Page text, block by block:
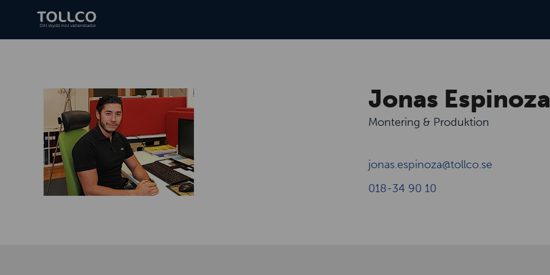
Jonas Espinoza
Montering & Produktion
jonas.espinoza@tollco.se
018-34 90 10